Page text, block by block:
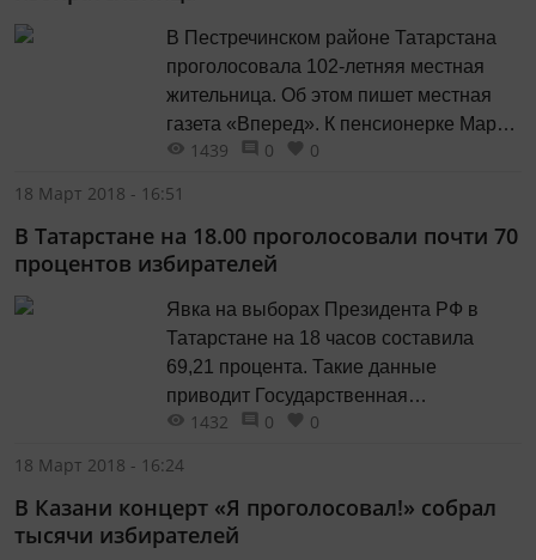
при поддержке Общественной
палаты...
В Пестречинском районе Татарстана
проголосовала 102-летняя местная
жительница. Об этом пишет местная
газета «Вперед». К пенсионерке Марии
Пилюгиной члены участковой
для нее поводом отказаться от
реализации своего избирательного
голосовать дома она отдала свой голос
за понравившегося ей кандидата в...
1439 0
0
18 Март 2018 - 16:51
В Татарстане на 18.00 проголосовали почти 70
процентов избирателей
Явка на выборах Президента РФ в
Татарстане на 18 часов составила
69,21 процента. Такие данные
приводит Государственная
автоматизированная система
Там проголосовали 98,08 процента
избирателей. В тройке лидеров также
1432 0
0
18 Март 2018 - 16:24
В Казани концерт «Я проголосовал!» собрал
тысячи избирателей